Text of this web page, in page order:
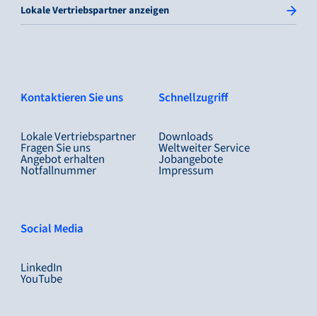
Lokale Vertriebspartner anzeigen
Kontaktieren Sie uns
Lokale Vertriebspartner
Fragen Sie uns
Angebot erhalten
Notfallnummer
Schnellzugriff
Downloads
Weltweiter Service
Jobangebote
Impressum
Social Media
LinkedIn
YouTube